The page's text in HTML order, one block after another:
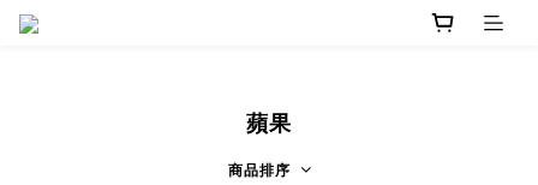
蘋果
商品排序